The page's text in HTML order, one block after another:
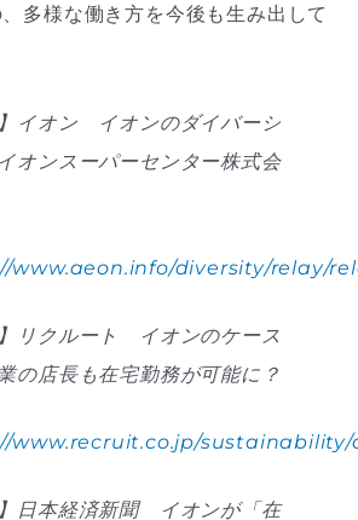
多様な働き方を今後も生み出して
】イオン イオンのダイバーシ
オンスーパーセンター株式会
www.aeon.info/diversity/relay/
】リクルート イオンのケース
の店長も在宅勤務が可能に？
www.recruit.co.jp/
】日本経済新聞 イオンが「在